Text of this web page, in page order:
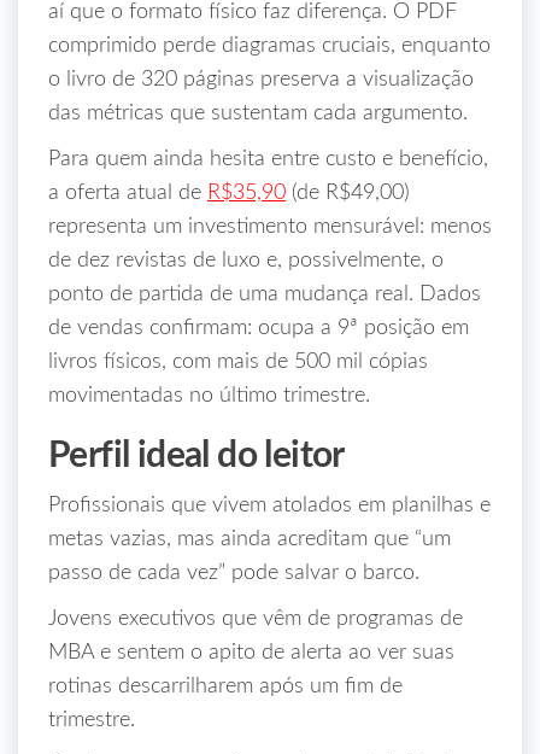
aí que o formato físico faz diferença. O PDF
comprimido perde diagramas cruciais, enquanto
o livro de 320 páginas preserva a visualização
das métricas que sustentam cada argumento.
Para quem ainda hesita entre custo e benefício,
a oferta atual de R$35,90 (de R$49,00)
representa um investimento mensurável: menos
de dez revistas de luxo e, possivelmente, o
ponto de partida de uma mudança real. Dados
de vendas confirmam: ocupa a 9ª posição em
livros físicos, com mais de 500 mil cópias
movimentadas no último trimestre.
Perfil ideal do leitor
Profissionais que vivem atolados em planilhas e
metas vazias, mas ainda acreditam que “um
passo de cada vez” pode salvar o barco.
Jovens executivos que vêm de programas de
MBA e sentem o apito de alerta ao ver suas
rotinas descarrilharem após um fim de
trimestre.